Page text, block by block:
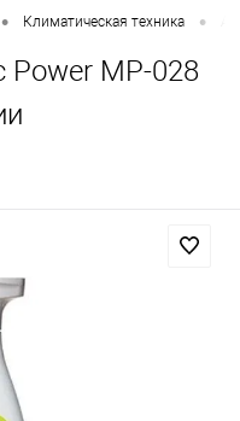
• Климатическая техника •
MP-028